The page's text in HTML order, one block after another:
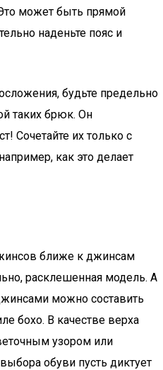
может быть прямой
наденьте пояс и
будьте предельно
таких брюк. Он
Сочетайте их только с
как это делает
ближе к джинсам
расклешенная модель. А
можно составить
бохо. В качестве верха
узором или
обуви пусть диктует